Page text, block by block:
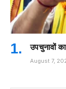
उपचुनावों
August 7,